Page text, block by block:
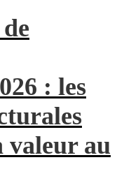
: les
valeur au